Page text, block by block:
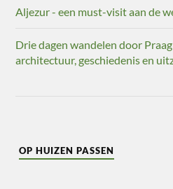
Aljezur - een must-visit aan de
Drie dagen wandelen door
architectuur, geschiedenis en
OP HUIZEN PASSEN